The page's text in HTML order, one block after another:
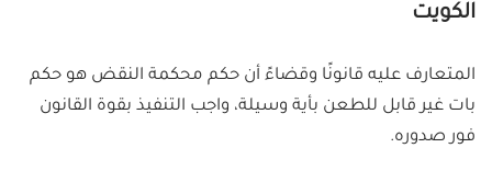
الكويت
المتعارف عليه قانونًا وقضاءً أن حكم محكمة النقض هو حكم
بات غير قابل للطعن بأية وسيلة، واجب التنفيذ بقوة القانون
فور صدوره.